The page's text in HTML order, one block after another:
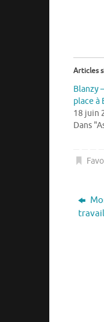
Articles
Blanzy
place à
18 juin
Dans